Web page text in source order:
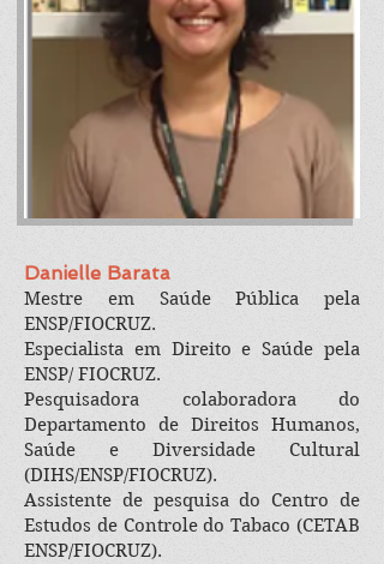
Danielle Barata
Mestre em Saúde Pública pela
ENSP/FIOCRUZ.
Especialista em Direito e Saúde pela
ENSP/ FIOCRUZ.
Pesquisadora colaboradora do
Departamento de Direitos Humanos,
Saúde e Diversidade Cultural
(DIHS/ENSP/FIOCRUZ).
Assistente de pesquisa do Centro de
Estudos de Controle do Tabaco (CETAB
ENSP/FIOCRUZ).